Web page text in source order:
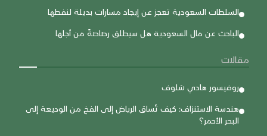
السلطات السعودية تعجز عن إيجاد مسارات بديلة لنفطها
الباحث عن مال السعودية هل سيطلق رصاصةً من أجلها
مقالات
روفيسور هادي شلوف
هندسة الاستنزاف: كيف تُساق الرياض إلى الفخ من الوديعة إلى
البحر الأحمر؟